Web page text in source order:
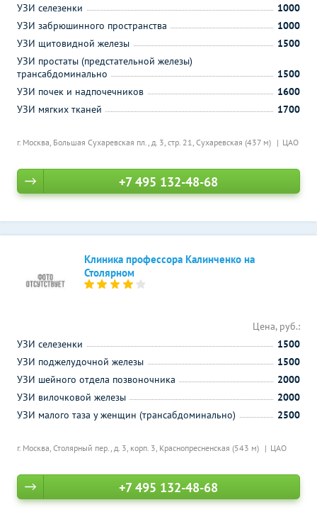
г. Москва, Большая Сухаревская пл., д. 3, стр. 21, Сухаревская (437 м) ЦАО
УЗИ селезенки
1000
УЗИ забрюшинного пространства
1000
УЗИ щитовидной железы
1500
УЗИ простаты (предстательной железы)
трансабдоминально
1500
УЗИ почек и надпочечников
1600
УЗИ мягких тканей
1700
+7 495 132-48-68
Клиника профессора Калинченко на
Столярном
г. Москва, Столярный пер., д. 3, корп. 3, Краснопресненская (543 м) ЦАО
Цена, руб.:
УЗИ селезенки
1500
УЗИ поджелудочной железы
1500
УЗИ шейного отдела позвоночника
2000
УЗИ вилочковой железы
2000
УЗИ малого таза у женщин (трансабдоминально)
2500
+7 495 132-48-68